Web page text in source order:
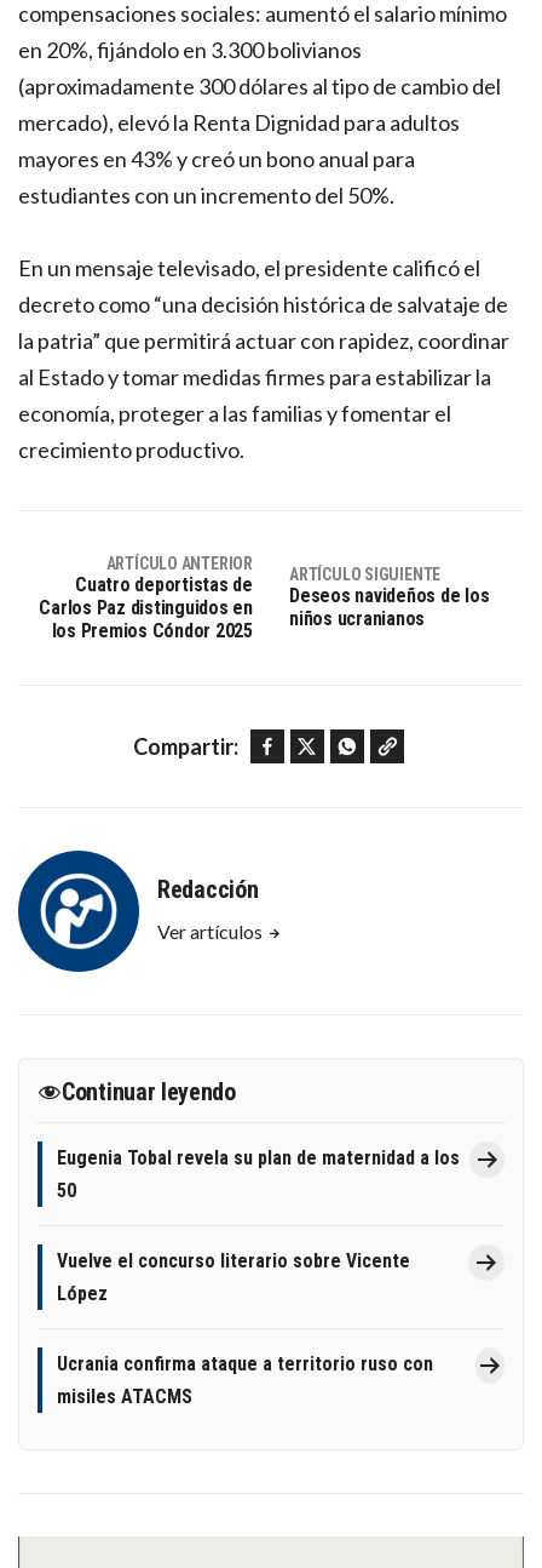
compensaciones sociales: aumentó el salario mínimo
en 20%, fijándolo en 3.300 bolivianos
(aproximadamente 300 dólares al tipo de cambio del
mercado), elevó la Renta Dignidad para adultos
mayores en 43% y creó un bono anual para
estudiantes con un incremento del 50%.
En un mensaje televisado, el presidente calificó el
decreto como “una decisión histórica de salvataje de
la patria” que permitirá actuar con rapidez, coordinar
al Estado y tomar medidas firmes para estabilizar la
economía, proteger a las familias y fomentar el
crecimiento productivo.
ARTÍCULO ANTERIOR
Cuatro deportistas de
Carlos Paz distinguidos en
los Premios Cóndor 2025
ARTÍCULO SIGUIENTE
Deseos navideños de los
niños ucranianos
Compartir: Facebook Twitter WhatsApp Copy link
Redacción
Ver artículos
Continuar leyendo
Eugenia Tobal revela su plan de maternidad a los
50
Vuelve el concurso literario sobre Vicente
López
Ucrania confirma ataque a territorio ruso con
misiles ATACMS